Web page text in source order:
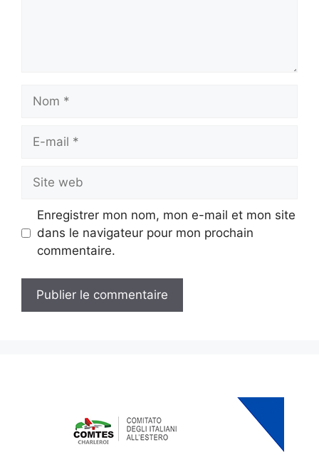
Nom
Site
web
Enregistrer mon nom, mon e-mail et mon site
dans le navigateur pour mon prochain
commentaire.